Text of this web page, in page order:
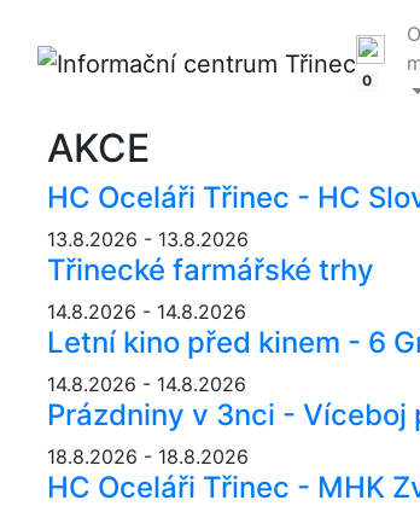
0
O
AKCE
HC Oceláři Třinec - HC
13.8.2026 - 13.8.2026
Třinecké farmářské trhy
14.8.2026 - 14.8.2026
Letní kino před kinem - 6
14.8.2026 - 14.8.2026
Prázdniny v 3nci - Víceboj
18.8.2026 - 18.8.2026
HC Oceláři Třinec - MHK